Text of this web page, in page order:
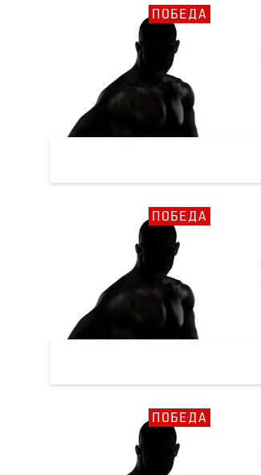
ПОБЕДА
ПОБЕДА
ПОБЕДА